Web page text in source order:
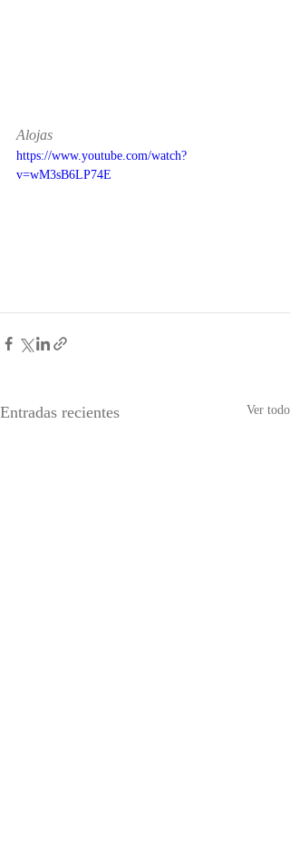
Alojas
https://www.youtube.com/watch?
v=wM3sB6LP74E
Entradas recientes Ver todo